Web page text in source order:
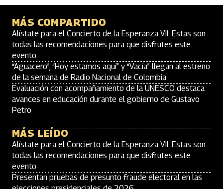
MÁS COMPARTIDO
Alístate para el Concierto de la Esperanza VII: Estas son
todas las recomendaciones para que disfrutes este
evento
“Aguacero”, “Hoy estamos aquí” y “Vacía” llegan al estreno
de la semana de Radio Nacional de Colombia
Evaluación con acompañamiento de la UNESCO destaca
avances en educación durante el gobierno de Gustavo
Petro
MÁS LEÍDO
Alístate para el Concierto de la Esperanza VII: Estas son
todas las recomendaciones para que disfrutes este
evento
Presentan pruebas de presunto fraude electoral en las